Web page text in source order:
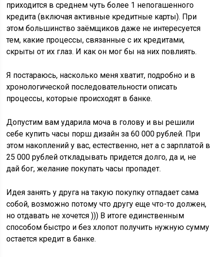
приходится в среднем чуть более 1 непогашенного
кредита (включая активные кредитные карты). При
этом большинство заёмщиков даже не интересуется
тем, какие процессы, связанные с их кредитами,
скрыты от их глаз. И как он мог бы на них повлиять.
Я постараюсь, насколько меня хватит, подробно и в
хронологической последовательности описать
процессы, которые происходят в банке.
Допустим вам ударила моча в голову и вы решили
себе купить часы порш дизайн за 60 000 рублей. При
этом накоплений у вас, естественно, нет а с зарплатой в
25 000 рублей откладывать придется долго, да и, не
дай бог, желание покупать часы пропадет.
Идея занять у друга на такую покупку отпадает сама
собой, возможно потому что другу еще что-то должен,
но отдавать не хочется ))) В итоге единственным
способом быстро и без хлопот получить нужную сумму
остается кредит в банке.